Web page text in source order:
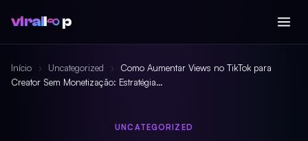
virall p
Início › Uncategorized ›
Como Aumentar Views no TikTok para
Creator Sem Monetização: Estratégia…
UNCATEGORIZED